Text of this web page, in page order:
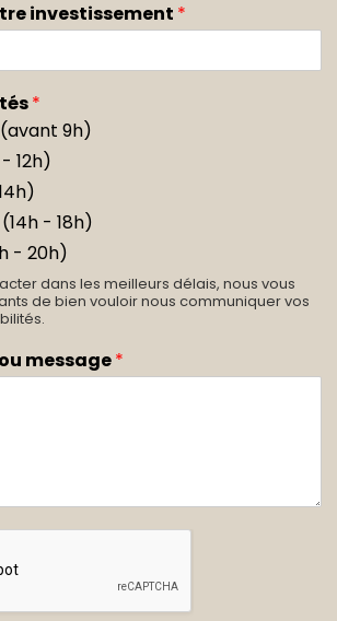
investissement *
*
9h)
12h)
- 18h)
- 20h)
dans les meilleurs délais, nous vous
de bien vouloir nous communiquer vos
message*